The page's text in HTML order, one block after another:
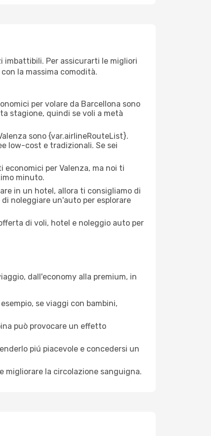
imbattibili. Per assicurarti le migliori
la massima comodità.
per volare da Barcellona sono
stagione, quindi se voli a metà
sono {​var.airlineRouteList}.
low-cost e tradizionali. Se sei
per Valenza, ma noi ti
minuto.
in un hotel, allora ti consigliamo di
noleggiare un'auto per esplorare
di voli, hotel e noleggio auto per
dall'economy alla premium, in
se viaggi con bambini,
può provocare un effetto
piú piacevole e concedersi un
la circolazione sanguigna.